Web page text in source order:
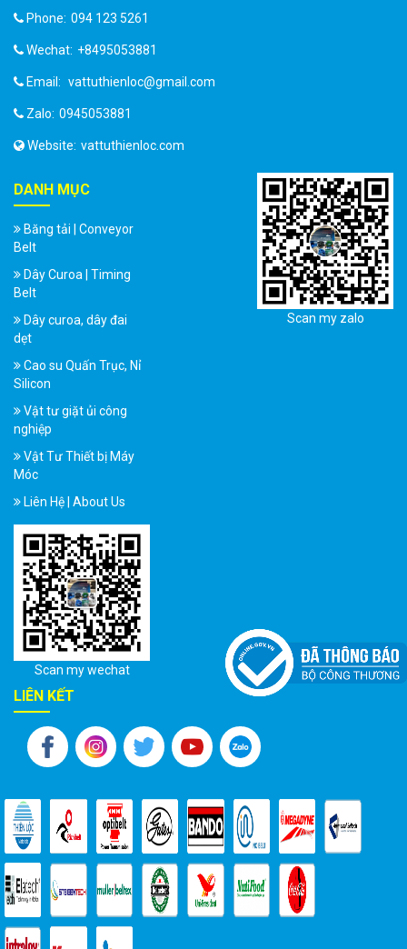
Phone: 094 123 5261
Wechat: +8495053881
Email: vattuthienloc@gmail.com
Zalo: 0945053881
Website: vattuthienloc.com
DANH MỤC
Băng tải | Conveyor
Belt
Dây Curoa | Timing
Belt
Dây curoa, dây đai
dẹt
Cao su Quấn Trục, Nỉ
Silicon
Vật tư giặt ủi công
nghiệp
Vật Tư Thiết bị Máy
Móc
Liên Hệ | About Us
Scan my zalo
Scan my wechat
LIÊN KẾT